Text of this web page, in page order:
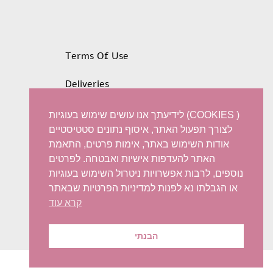
Terms Of Use
Deliveries
Privacy policy
Refunds and Exchanges
Accessibility statement
לידיעתך אנו עושים שימוש בעוגיות (COOKIES )
לצורך תפעול האתר, איסוף נתונים סטטיסטיים
אודות השימוש באתר, אימות פרטים, התאמת
האתר להעדפות אישיות ואבטחה. לפרטים
נוספים, לרבות אפשרויות ניטרול השימוש בעוגיות
או הגבלתו נא לפנות למדיניות הפרטיות שבאתר
קרא עוד
הבנתי